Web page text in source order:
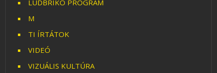
LUDBRIKO PROGRAM
M
TI ÍRTÁTOK
VIDEÓ
VIZUÁLIS KULTÚRA